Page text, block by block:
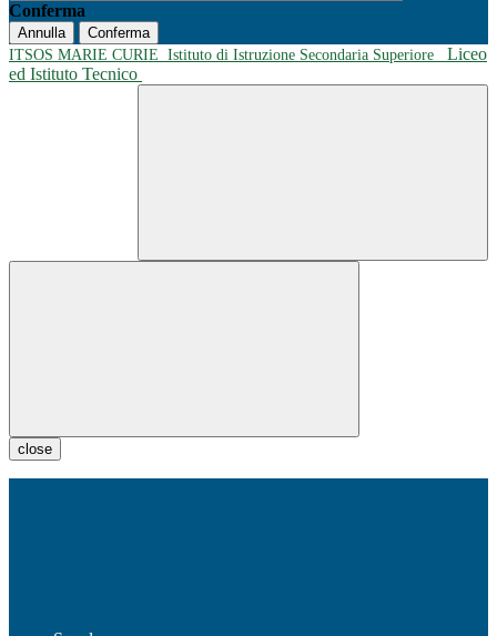
Conferma
Annulla
Conferma
ITSOS MARIE CURIE Istituto di Istruzione Secondaria Superiore
Liceo
ed Istituto Tecnico
close